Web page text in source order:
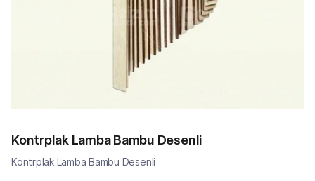
Kontrplak Lamba Bambu Desenli
Kontrplak Lamba Bambu Desenli